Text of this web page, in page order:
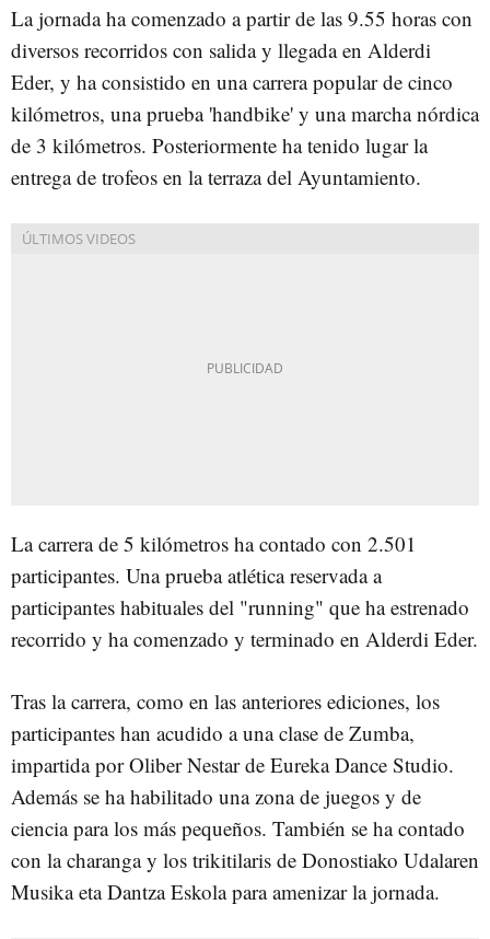
La jornada ha comenzado a partir de las 9.55 horas con
diversos recorridos con salida y llegada en Alderdi
Eder, y ha consistido en una carrera popular de cinco
kilómetros, una prueba 'handbike' y una marcha nórdica
de 3 kilómetros. Posteriormente ha tenido lugar la
entrega de trofeos en la terraza del Ayuntamiento.
La carrera de 5 kilómetros ha contado con 2.501
participantes. Una prueba atlética reservada a
participantes habituales del "running" que ha estrenado
recorrido y ha comenzado y terminado en Alderdi Eder.
Tras la carrera, como en las anteriores ediciones, los
participantes han acudido a una clase de Zumba,
impartida por Oliber Nestar de Eureka Dance Studio.
Además se ha habilitado una zona de juegos y de
ciencia para los más pequeños. También se ha contado
con la charanga y los trikitilaris de Donostiako Udalaren
Musika eta Dantza Eskola para amenizar la jornada.